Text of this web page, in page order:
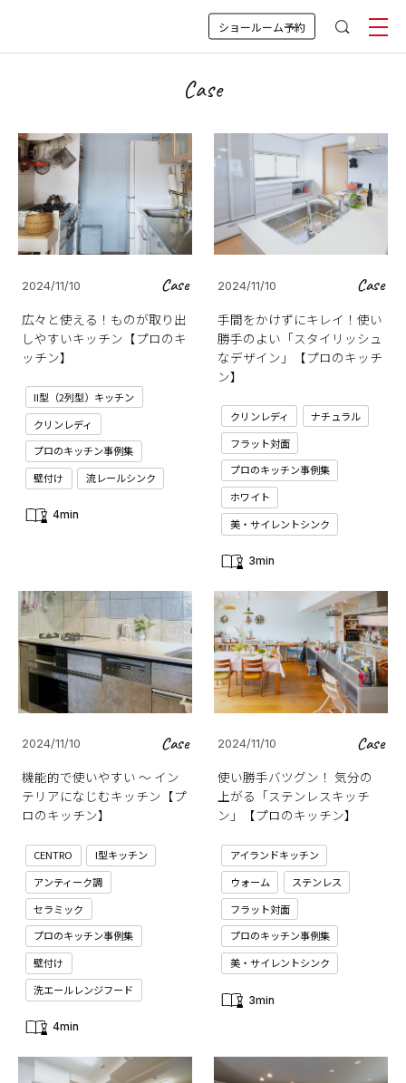
ショールーム予約
Case
2024/11/10 Case
広々と使える！ものが取り出
しやすいキッチン【プロのキ
ッチン】
II型（2列型）キッチン
クリンレディ
プロのキッチン事例集
壁付け
流レールシンク
4min
2024/11/10 Case
手間をかけずにキレイ！使い
勝手のよい「スタイリッシュ
なデザイン」【プロのキッチ
ン】
クリンレディ
ナチュラル
フラット対面
プロのキッチン事例集
ホワイト
美・サイレントシンク
3min
2024/11/10 Case
機能的で使いやすい ～ イン
テリアになじむキッチン【プ
ロのキッチン】
CENTRO
I型キッチン
アンティーク調
セラミック
プロのキッチン事例集
壁付け
洗エールレンジフード
4min
2024/11/10 Case
使い勝手バツグン！ 気分の
上がる「ステンレスキッチ
ン」【プロのキッチン】
アイランドキッチン
ウォーム
ステンレス
フラット対面
プロのキッチン事例集
美・サイレントシンク
3min